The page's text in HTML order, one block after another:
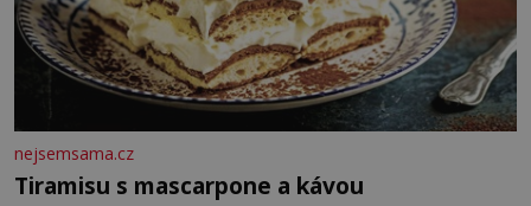
nejsemsama.cz
Tiramisu s mascarpone a kávou